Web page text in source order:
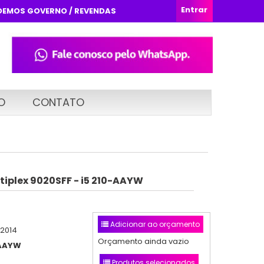
Entrar
GOVERNO / REVENDAS
CONTATO
9020SFF - i5 210-AAYW
Adicionar ao orçamento
Orçamento ainda vazio